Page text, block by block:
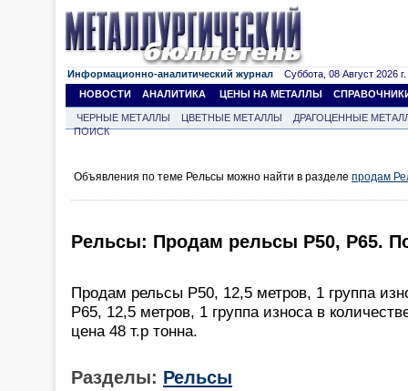
Информационно-аналитический журнал Суббота, 08 Август 2026 г.
НОВОСТИ
АНАЛИТИКА ЦЕНЫ НА МЕТАЛЛЫ
ЧЕРНЫЕ МЕТАЛЛЫ ЦВЕТНЫЕ МЕТАЛЛЫ
ДРАГОЦЕННЫЕ
ПОИСК
Объявления по теме Рельсы можно найти в разделе продам
Рельсы: Продам рельсы Р50, Р65.
Продам рельсы Р50, 12,5 метров, 1 группа
Р65, 12,5 метров, 1 группа износа в
цена 48 т.р тонна.
Разделы: Рельсы